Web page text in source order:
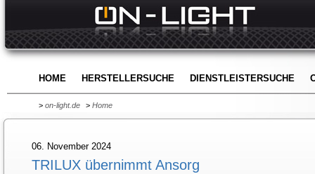
HOME HERSTELLERSUCHE DIENSTLEISTERSUCHE
> on-light.de > Home
06. November 2024
TRILUX übernimmt Ansorg